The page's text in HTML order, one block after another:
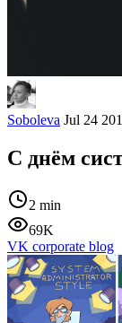
Soboleva Jul 24
С днём
2 min
69K
VK corporate blog